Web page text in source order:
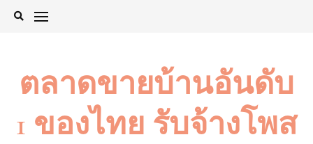
Skip
ตลาดขายบ้านอันดับ
1 ของไทย รับจ้างโพส